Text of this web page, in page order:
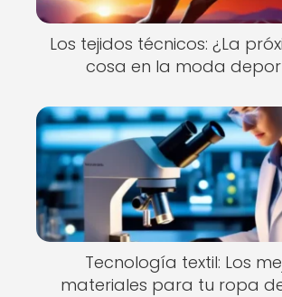
Los tejidos técnicos: ¿La
cosa en la moda
Tecnología textil: Los
materiales para tu ropa